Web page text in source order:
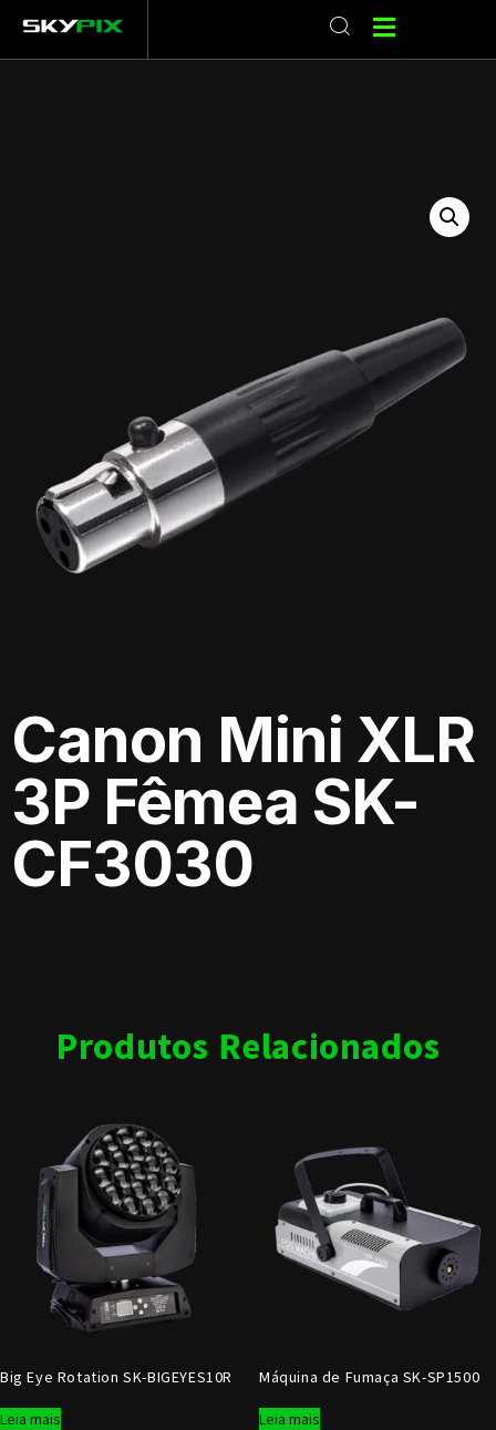
Canon Mini XLR
3P Fêmea SK-
CF3030
Produtos Relacionados
Big Eye Rotation SK-BIGEYES10R
Leia mais
Máquina de Fumaça SK-SP1500
Leia mais